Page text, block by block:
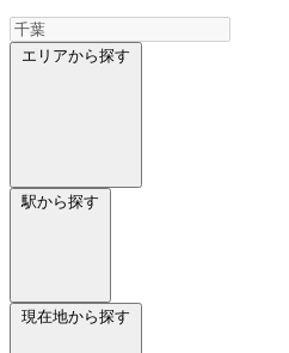
エリアから探す
駅から探す
現在地から探す